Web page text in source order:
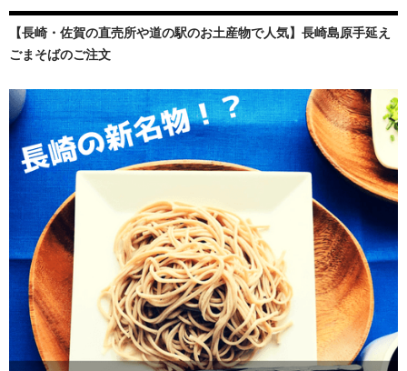
【長崎・佐賀の直売所や道の駅のお土産物で人気】長崎島原手延え
ごまそばのご注文